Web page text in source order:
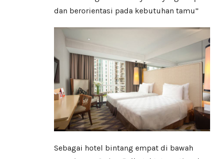
dan berorientasi pada kebutuhan tamu”
Sebagai hotel bintang empat di bawah